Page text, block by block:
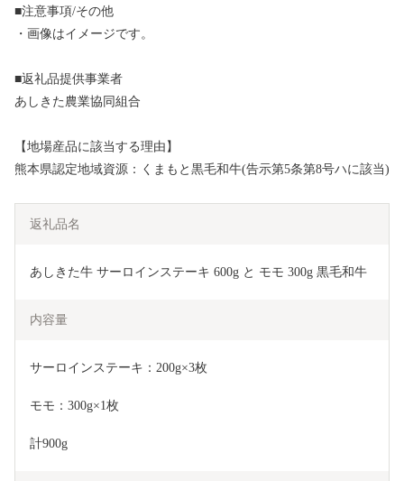
■注意事項/その他
・画像はイメージです。
■返礼品提供事業者
あしきた農業協同組合
【地場産品に該当する理由】
熊本県認定地域資源：くまもと黒毛和牛(告示第5条第8号ハに該当)
返礼品名
あしきた牛 サーロインステーキ 600g と モモ 300g 黒毛和牛
内容量
サーロインステーキ：200g×3枚
モモ：300g×1枚
計900g